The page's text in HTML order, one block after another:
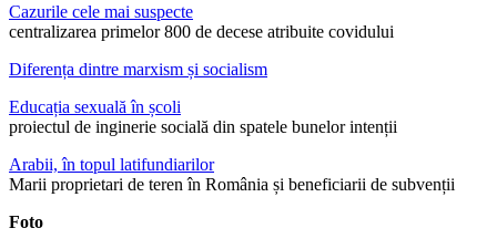
Cazurile cele mai suspecte
centralizarea primelor 800 de decese atribuite covidului
Diferența dintre marxism și socialism
Educația sexuală în școli
proiectul de inginerie socială din spatele bunelor intenții
Arabii, în topul latifundiarilor
Marii proprietari de teren în România și beneficiarii de subvenții
Foto